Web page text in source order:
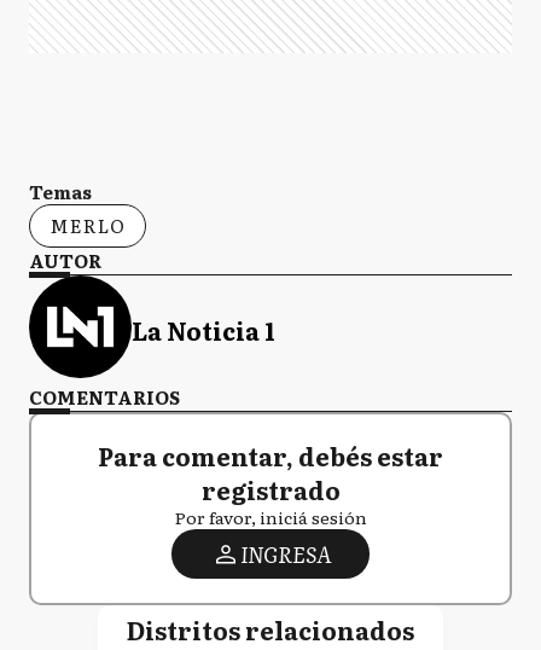
Temas
MERLO
AUTOR
La Noticia 1
COMENTARIOS
Para comentar, debés estar
registrado
Por favor, iniciá sesión
INGRESA
Distritos relacionados